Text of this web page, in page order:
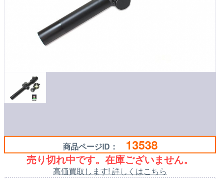
商品ページID： 13538
売り切れ中です。在庫ございません。
高価買取します! 詳しくはこちら